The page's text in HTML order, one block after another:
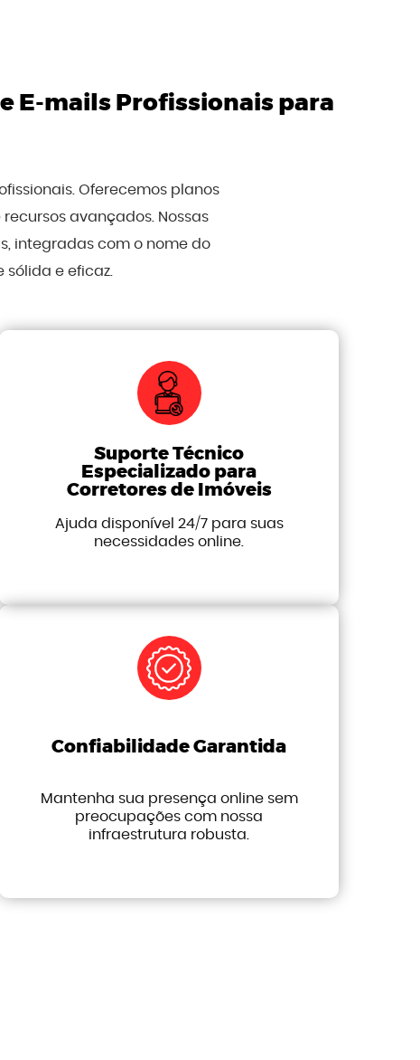
E-mails Profissionais para
Oferecemos planos
avançados. Nossas
integradas com o nome do
e eficaz.
Suporte Técnico
Especializado para
Corretores de Imóveis
Ajuda disponível 24/7 para suas
necessidades online.
Confiabilidade Garantida
Mantenha sua presença online sem
preocupações com nossa
infraestrutura robusta.